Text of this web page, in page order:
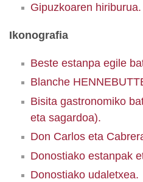
Gipuzkoaren hiriburua.
Ikonografia
Beste estanpa egile
Blanche
Bisita gastronomiko
eta sagardoa).
Don Carlos eta
Donostiako estanpak
Donostiako udaletxea.